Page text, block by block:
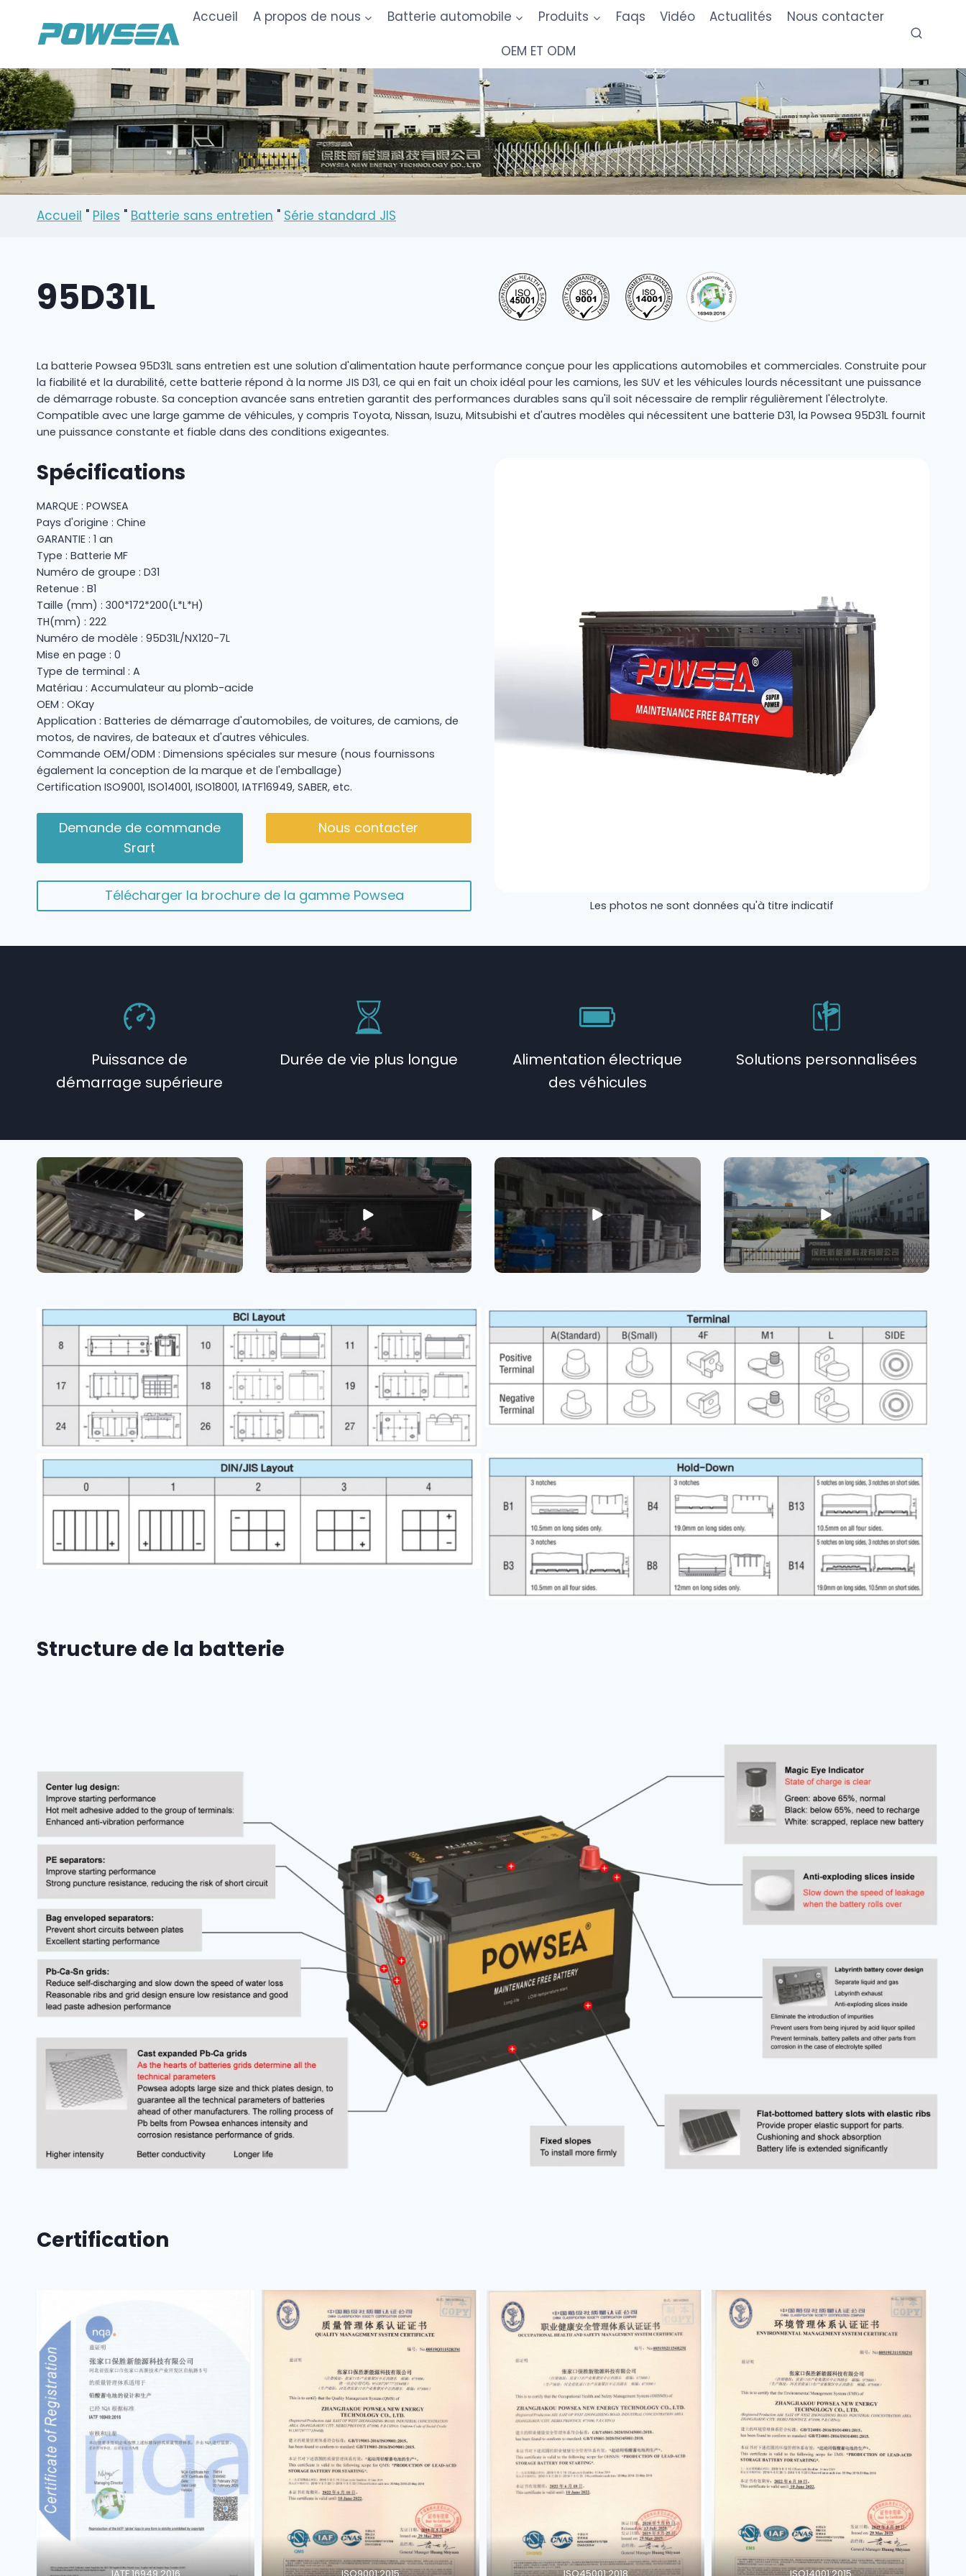
content
Accueil A propos de nous Batterie automobile Produits Faqs Vidéo Actualités
Nous contacter
OEM ET ODM
Accueil " Piles " Batterie sans entretien " Série standard JIS
95D31L
La batterie Powsea 95D31L sans entretien est une solution d'alimentation haute performance conçue pour les applications automobiles et commerciales. Construite pour
la fiabilité et la durabilité, cette batterie répond à la norme JIS D31, ce qui en fait un choix idéal pour les camions, les SUV et les véhicules lourds nécessitant une puissance
de démarrage robuste. Sa conception avancée sans entretien garantit des performances durables sans qu'il soit nécessaire de remplir régulièrement l'électrolyte.
Compatible avec une large gamme de véhicules, y compris Toyota, Nissan, Isuzu, Mitsubishi et d'autres modèles qui nécessitent une batterie D31, la Powsea 95D31L fournit
une puissance constante et fiable dans des conditions exigeantes.
Spécifications
MARQUE : POWSEA
Pays d'origine : Chine
GARANTIE : 1 an
Type : Batterie MF
Numéro de groupe : D31
Retenue : B1
Taille (mm) : 300*172*200(L*L*H)
TH(mm) : 222
Numéro de modèle : 95D31L/NX120-7L
Mise en page : 0
Type de terminal : A
Matériau : Accumulateur au plomb-acide
OEM : OKay
Application : Batteries de démarrage d'automobiles, de voitures, de camions, de
motos, de navires, de bateaux et d'autres véhicules.
Commande OEM/ODM : Dimensions spéciales sur mesure (nous fournissons
également la conception de la marque et de l'emballage)
Certification ISO9001, ISO14001, ISO18001, IATF16949, SABER, etc.
Demande de commande
Srart
Nous contacter
Télécharger la brochure de la gamme Powsea
Les photos ne sont données qu'à titre indicatif
Puissance de
démarrage supérieure
Durée de vie plus longue
Alimentation électrique
des véhicules
Solutions personnalisées
Structure de la batterie
Certification